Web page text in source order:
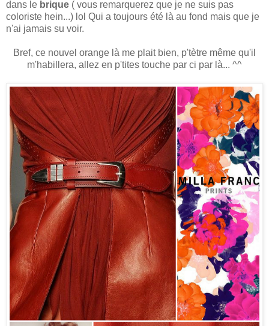
dans le brique ( vous remarquerez que je ne suis pas
coloriste hein...) lol Qui a toujours été là au fond mais que je
n'ai jamais su voir.
Bref, ce nouvel orange là me plait bien, p'tètre même qu'il
m'habillera, allez en p'tites touche par ci par là... ^^